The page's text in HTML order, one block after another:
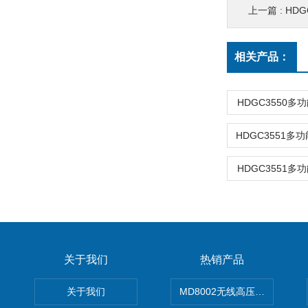
上一篇 :
相关产品：
HDGC3550多
HDGC3551多
关于我们
关于我们
热销产品
MD8002无线高压核相仪